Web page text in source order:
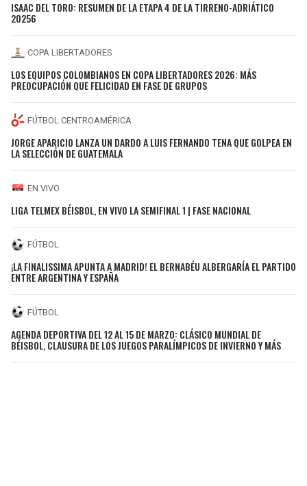
ISAAC DEL TORO: RESUMEN DE LA ETAPA 4 DE LA TIRRENO-ADRIÁTICO
20256
COPA LIBERTADORES
LOS EQUIPOS COLOMBIANOS EN COPA LIBERTADORES 2026: MÁS
PREOCUPACIÓN QUE FELICIDAD EN FASE DE GRUPOS
FÚTBOL CENTROAMÉRICA
JORGE APARICIO LANZA UN DARDO A LUIS FERNANDO TENA QUE GOLPEA EN
LA SELECCIÓN DE GUATEMALA
EN VIVO
LIGA TELMEX BÉISBOL, EN VIVO LA SEMIFINAL 1 | FASE NACIONAL
FÚTBOL
¡LA FINALISSIMA APUNTA A MADRID! EL BERNABÉU ALBERGARÍA EL PARTIDO
ENTRE ARGENTINA Y ESPAÑA
FÚTBOL
AGENDA DEPORTIVA DEL 12 AL 15 DE MARZO: CLÁSICO MUNDIAL DE
BÉISBOL, CLAUSURA DE LOS JUEGOS PARALÍMPICOS DE INVIERNO Y MÁS